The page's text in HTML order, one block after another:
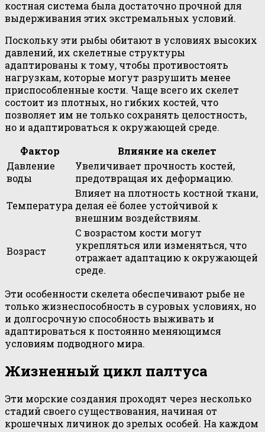
костная система была достаточно прочной для
выдерживания этих экстремальных условий.
Поскольку эти рыбы обитают в условиях высоких
давлений, их скелетные структуры
адаптированы к тому, чтобы противостоять
нагрузкам, которые могут разрушить менее
приспособленные кости. Чаще всего их скелет
состоит из плотных, но гибких костей, что
позволяет им не только сохранять целостность,
но и адаптироваться к окружающей среде.
Фактор
Влияние на скелет
Давление
воды
Увеличивает прочность костей,
предотвращая их деформацию.
Температура
Влияет на плотность костной ткани,
делая её более устойчивой к
внешним воздействиям.
Возраст
С возрастом кости могут
укрепляться или изменяться, что
отражает адаптацию к окружающей
среде.
Эти особенности скелета обеспечивают рыбе не
только жизнеспособность в суровых условиях, но
и долгосрочную способность выживать и
адаптироваться к постоянно меняющимся
условиям подводного мира.
Жизненный цикл палтуса
Эти морские создания проходят через несколько
стадий своего существования, начиная от
крошечных личинок до зрелых особей. На каждом